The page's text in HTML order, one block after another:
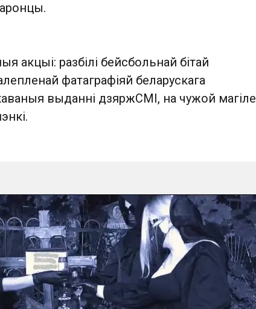
акцыі: разбілі бейсбольнай бітай
фатаграфіяй беларускага
выданні дзяржСМІ, на чужой магіле